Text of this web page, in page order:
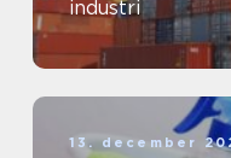
industri
13. december